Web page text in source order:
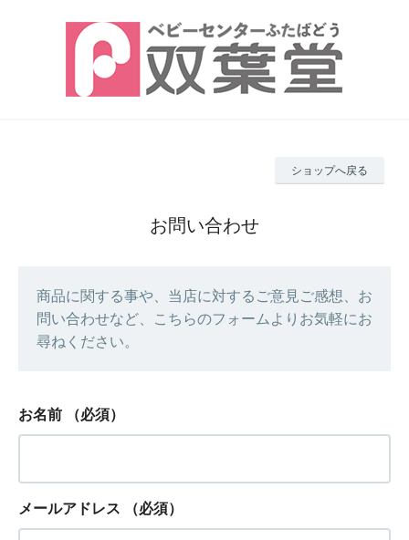
ショップへ戻る
お問い合わせ
商品に関する事や、当店に対するご意見ご感想、お
問い合わせなど、こちらのフォームよりお気軽にお
尋ねください。
お名前 （必須）
メールアドレス （必須）